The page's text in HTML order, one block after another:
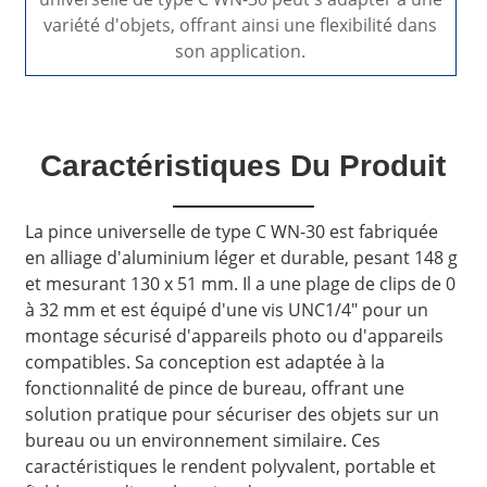
variété d'objets, offrant ainsi une flexibilité dans
son application.
Caractéristiques Du Produit
La pince universelle de type C WN-30 est fabriquée
en alliage d'aluminium léger et durable, pesant 148 g
et mesurant 130 x 51 mm. Il a une plage de clips de 0
à 32 mm et est équipé d'une vis UNC1/4" pour un
montage sécurisé d'appareils photo ou d'appareils
compatibles. Sa conception est adaptée à la
fonctionnalité de pince de bureau, offrant une
solution pratique pour sécuriser des objets sur un
bureau ou un environnement similaire. Ces
caractéristiques le rendent polyvalent, portable et